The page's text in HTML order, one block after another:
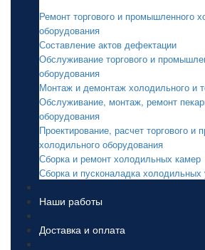
Ремонт торгового и промышленного
оборудования
Составление актов дефектации
Обслуживание торгового и
оборудования
Монтаж и демонтаж холодильного и
Обслуживание, монтаж, ремонт
оборудования
Проектирование, расчет торгового и
холодильного оборудования
Сборка и ремонт холодильных камер
Сборка и пусконаладка холодильных
Наши работы
Доставка и оплата